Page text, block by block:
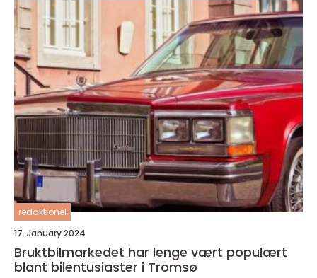
redaktionel
17. January 2024
Bruktbilmarkedet har lenge vært populært
blant bilentusiaster i Tromsø